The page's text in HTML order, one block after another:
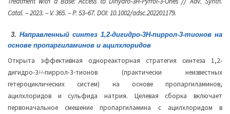
Catal. – 2023. – V. 365. – P. 53–67. DOI: 10.1002/adsc.202201179.
3. Направленный синтез 1,2-дигидро-3H-пиррол-3-тионов на
основе пропаргиламинов и ацилхлоридов
Открыта эффективная однореакторная стратегия синтеза 1,2-
дигидро-3H-пиррол-3-тионов (практически неизвестных
гетероциклических систем) на основе пропаргиламинов,
ацилхлоридов и сульфида натрия. Целевая сборка включает
первоначальное смешение пропаргиламина с ацилхлоридом в